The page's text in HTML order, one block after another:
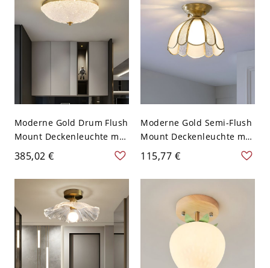
110V-120V
Moderne Gold Drum Flush
Mount Deckenleuchte mit
klarem Wasserglas-Schirm
- 110V-120V 30,48 cm
385,02 €
Moderne Gold Semi-Flush
Mount Deckenleuchte mit
Wasserglas-Schirm - 110V-
120V
115,77 €